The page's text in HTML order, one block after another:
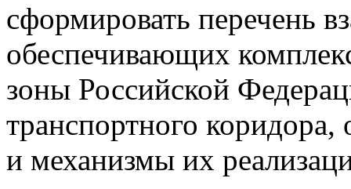
сформировать перечень
обеспечивающих
зоны Российской
транспортного коридора,
и механизмы их